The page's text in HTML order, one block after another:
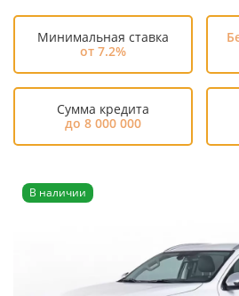
Минимальная ставка
от 7.2%
Сумма кредита
до 8 000 000
В наличии